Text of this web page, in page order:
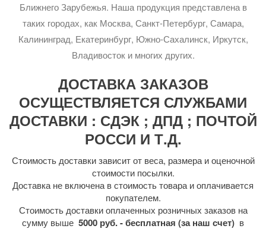
Ближнего Зарубежья. Наша продукция представлена в
таких городах, как Москва, Санкт-Петербург, Самара,
Калининград, Екатеринбург, Южно-Сахалинск, Иркутск,
Владивосток и многих других.
ДОСТАВКА ЗАКАЗОВ
ОСУЩЕСТВЛЯЕТСЯ СЛУЖБАМИ
ДОСТАВКИ : СДЭК ; ДПД ; ПОЧТОЙ
РОССИ И Т.Д.
Стоимость доставки зависит от веса, размера и оценочной
стоимости посылки.
Доставка не включена в стоимость товара и оплачивается
покупателем.
Стоимость доставки оплаченных розничных заказов на
сумму выше 5000 руб. - бесплатная (за наш счет) в